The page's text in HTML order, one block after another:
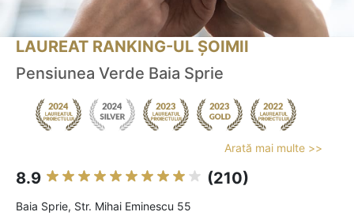
LAUREAT RANKING-UL ȘOIMII
Pensiunea Verde Baia Sprie
Arată mai multe >>
8.9 (210)
Baia Sprie, Str. Mihai Eminescu 55